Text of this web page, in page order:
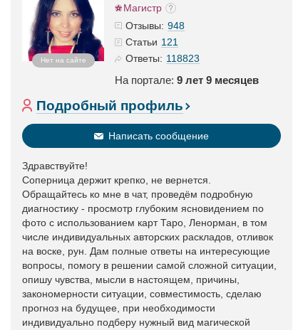
Нет на сайте
Магистр
Отзывы: 948
Статьи 121
Ответы: 118823
На портале: 9 лет 9 месяцев
Подробный профиль
Написать сообщение
Здравствуйте!
Соперница держит крепко, не вернется.
Обращайтесь ко мне в чат, проведём подробную
диагностику - просмотр глубоким ясновидением по
фото с использованием карт Таро, Ленорман, в том
числе индивидуальных авторских раскладов, отливок
на воске, рун. Дам полные ответы на интересующие
вопросы, помогу в решении самой сложной ситуации,
опишу чувства, мысли в настоящем, причины,
закономерности ситуации, совместимость, сделаю
прогноз на будущее, при необходимости
индивидуально подберу нужный вид магической